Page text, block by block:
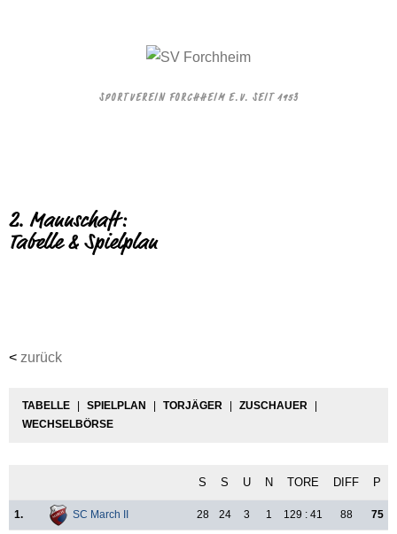
SPORTVEREIN FORCHHEIM E.V. SEIT 1953
2. Mannschaft:
Tabelle & Spielplan
< zurück
TABELLE | SPIELPLAN | TORJÄGER | ZUSCHAUER
|
WECHSELBÖRSE
S S U N TORE DIFF P
1. SC March II 28 24 3 1 129 : 41 88 75